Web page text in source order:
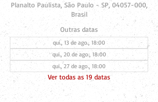
Planalto Paulista, São Paulo - SP, 04057-000,
Brasil
Outras datas
qui., 13 de ago., 18:00
qui., 20 de ago., 18:00
qui., 27 de ago., 18:00
Ver todas as 19 datas